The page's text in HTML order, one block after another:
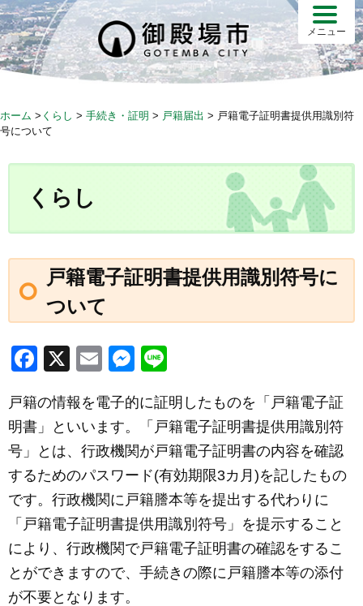
S
k
i
p
c
メニュー
ホーム > くらし > 手続き・証明 > 戸籍届出 > 戸籍電子証明書提供用識別符
号について
くらし
戸籍電子証明書提供用識別符号に
ついて
F
c
e
b
o
o
k
X
E
ail
M
ss
e
n
g
er
e
戸籍の情報を電子的に証明したものを「戸籍電子証
明書」といいます。「戸籍電子証明書提供用識別符
号」とは、行政機関が戸籍電子証明書の内容を確認
するためのパスワード(有効期限3カ月)を記したもの
です。行政機関に戸籍謄本等を提出する代わりに
「戸籍電子証明書提供用識別符号」を提示すること
により、行政機関で戸籍電子証明書の確認をするこ
とができますので、手続きの際に戸籍謄本等の添付
が不要となります。